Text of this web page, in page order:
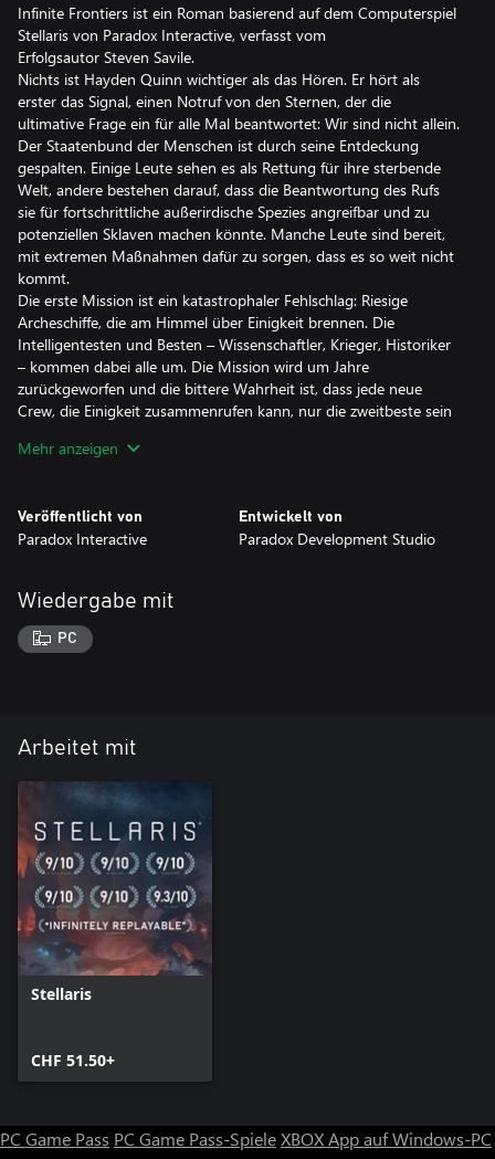
Infinite Frontiers ist ein Roman basierend auf dem Computerspiel
Stellaris von Paradox Interactive, verfasst vom
Erfolgsautor Steven Savile.
Nichts ist Hayden Quinn wichtiger als das Hören. Er hört als
erster das Signal, einen Notruf von den Sternen, der die
ultimative Frage ein für alle Mal beantwortet: Wir sind nicht allein.
Der Staatenbund der Menschen ist durch seine Entdeckung
gespalten. Einige Leute sehen es als Rettung für ihre sterbende
Welt, andere bestehen darauf, dass die Beantwortung des Rufs
sie für fortschrittliche außerirdische Spezies angreifbar und zu
potenziellen Sklaven machen könnte. Manche Leute sind bereit,
mit extremen Maßnahmen dafür zu sorgen, dass es so weit nicht
kommt.
Die erste Mission ist ein katastrophaler Fehlschlag: Riesige
Archeschiffe, die am Himmel über Einigkeit brennen. Die
Intelligentesten und Besten – Wissenschaftler, Krieger, Historiker
– kommen dabei alle um. Die Mission wird um Jahre
zurückgeworfen und die bittere Wahrheit ist, dass jede neue
Crew, die Einigkeit zusammenrufen kann, nur die zweitbeste sein
Doch sie können nicht aufgeben. Das Signal ist noch stark.
seiner Crew vertrauen? Und was erwartet sie, wenn sie ihr Ziel
erreichen?
Mehr anzeigen
Veröffentlicht von
Paradox Interactive
Entwickelt von
Paradox Development Studio
Wiedergabe mit
PC
Arbeitet mit
Stellaris
CHF 51.50+
PC Game Pass PC Game Pass-SpieleXBOX App auf Windows-PC